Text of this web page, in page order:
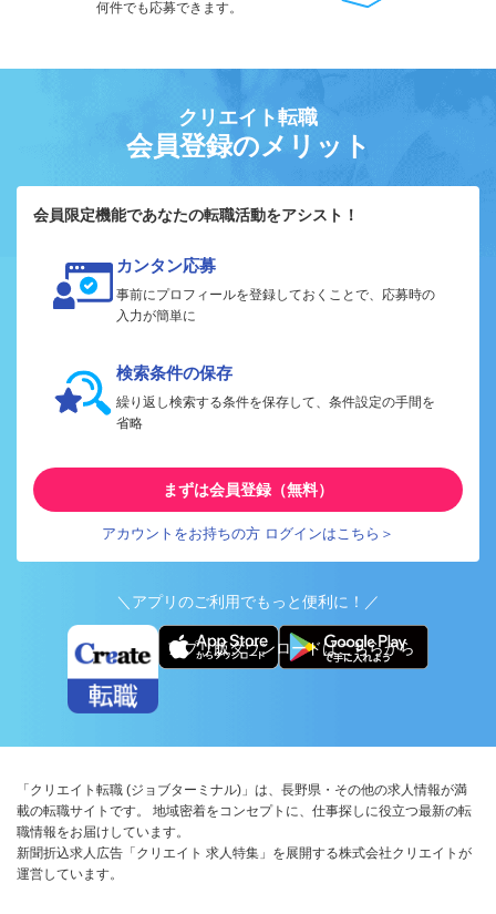
何件でも応募できます。
クリエイト転職
会員登録のメリット
会員限定機能であなたの転職活動をアシスト！
カンタン応募
事前にプロフィールを登録しておくことで、応募時の
入力が簡単に
検索条件の保存
繰り返し検索する条件を保存して、条件設定の手間を
省略
まずは会員登録（無料）
アカウントをお持ちの方 ログインはこちら＞
＼アプリのご利用でもっと便利に！／
アプリ版ダウンロードはこちらから
「クリエイト転職 (ジョブターミナル)」は、長野県・その他の求人情報が満
載の転職サイトです。 地域密着をコンセプトに、仕事探しに役立つ最新の転
職情報をお届けしています。
新聞折込求人広告「クリエイト 求人特集」を展開する株式会社クリエイトが
運営しています。